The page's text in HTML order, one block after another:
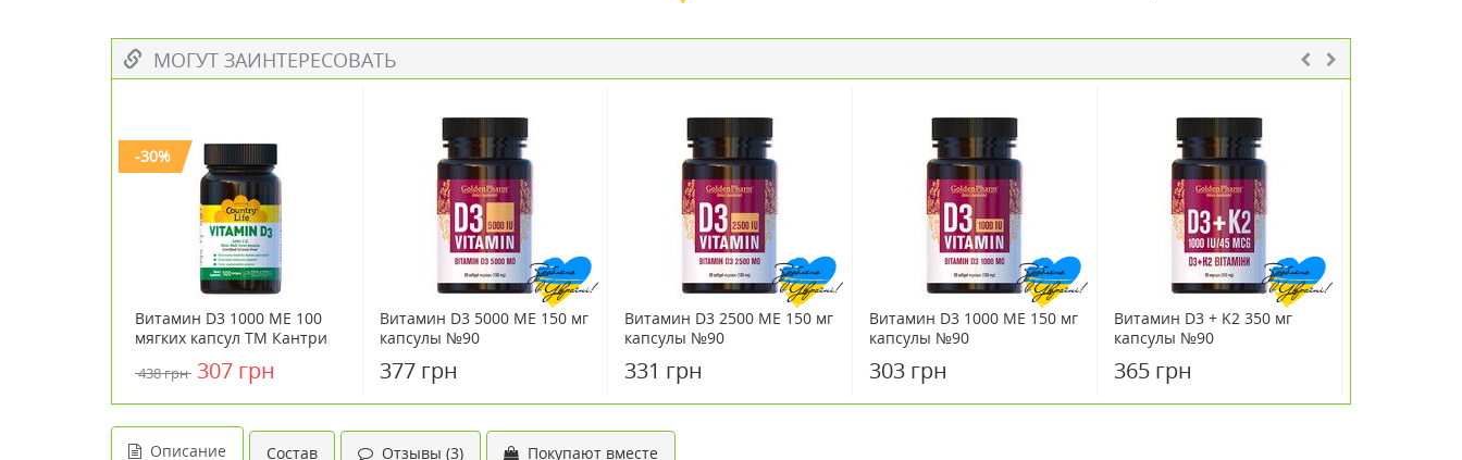
МОГУТ ЗАИНТЕРЕСОВАТЬ
-30%
Витамин D3 1000 МЕ 100
мягких капсул ТМ Кантри
438 грн 307 грн
Витамин D3 5000 МЕ 150 мг
капсулы №90
377 грн
Витамин D3 2500 МЕ 150 мг
капсулы №90
331 грн
Витамин D3 1000 МЕ 150 мг
капсулы №90
303 грн
Витамин D3 + K2 350 мг
капсулы №90
365 грн
Описание Состав Отзывы (3) Покупают вместе